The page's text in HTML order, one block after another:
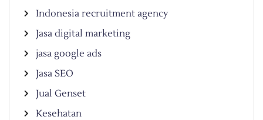
Indonesia recruitment agency
Jasa digital marketing
jasa google ads
Jasa SEO
Jual Genset
Kesehatan